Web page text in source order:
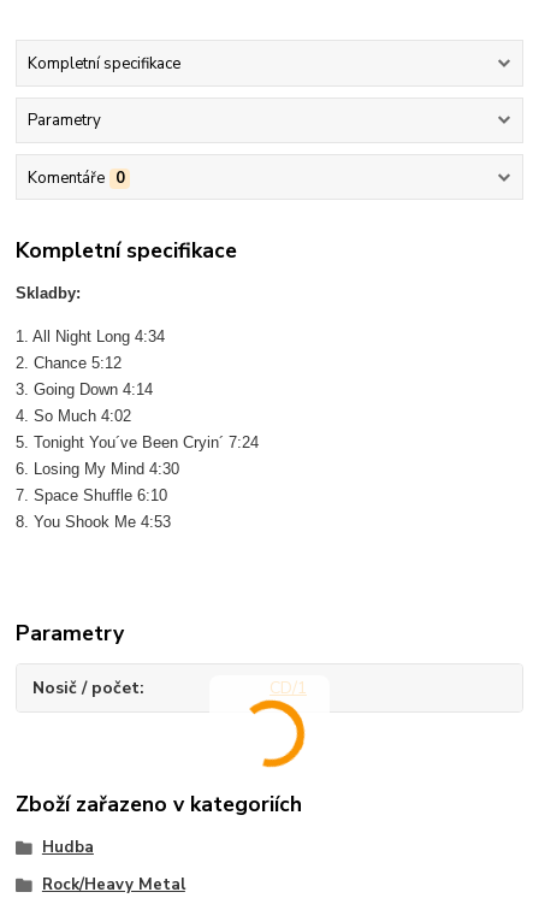
Kompletní specifikace
Parametry
Komentáře 0
Kompletní specifikace
Skladby:
1. All Night Long 4:34
2. Chance 5:12
3. Going Down 4:14
4. So Much 4:02
5. Tonight You´ve Been Cryin´ 7:24
6. Losing My Mind 4:30
7. Space Shuffle 6:10
8. You Shook Me 4:53
Parametry
Nosič / počet CD/1
Zboží zařazeno v kategoriích
Hudba
Rock/Heavy Metal